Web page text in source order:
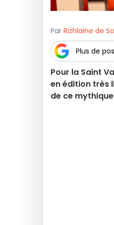
Par Rizhlaine de
Plus de
Pour la Saint
en édition très
de ce